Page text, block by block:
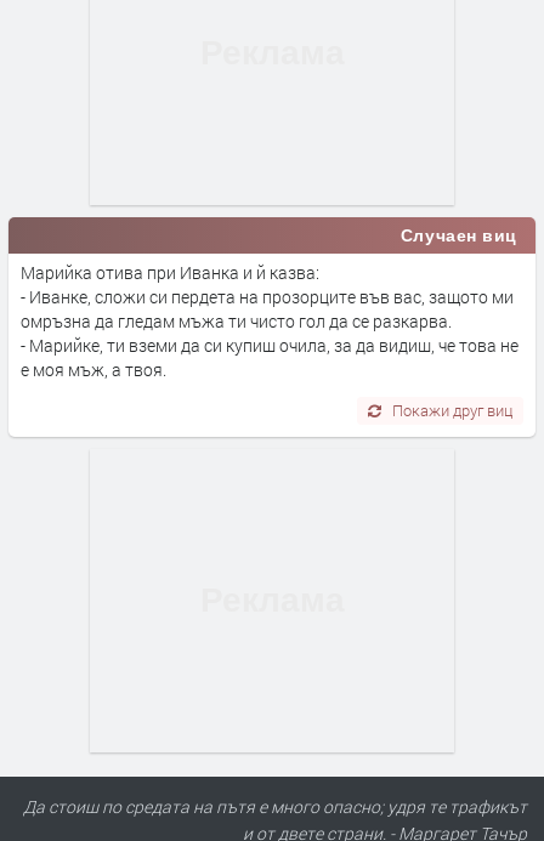
Случаен виц
Марийка отива при Иванка и й казва:
- Иванке, сложи си пердета на прозорците във вас, защото ми
омръзна да гледам мъжа ти чисто гол да се разкарва.
- Марийке, ти вземи да си купиш очила, за да видиш, че това не
е моя мъж, а твоя.
Покажи друг виц
Да стоиш по средата на пътя е много опасно; удря те трафикът
и от двете страни. - Маргарет Тачър